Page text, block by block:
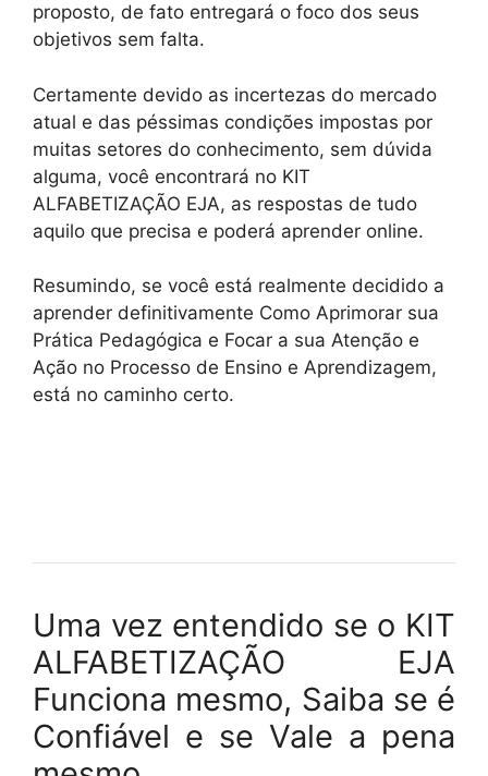
proposto, de fato entregará o foco dos seus
objetivos sem falta.
Certamente devido as incertezas do mercado
atual e das péssimas condições impostas por
muitas setores do conhecimento, sem dúvida
alguma, você encontrará no KIT
ALFABETIZAÇÃO EJA, as respostas de tudo
aquilo que precisa e poderá aprender online.
Resumindo, se você está realmente decidido a
aprender definitivamente Como Aprimorar sua
Prática Pedagógica e Focar a sua Atenção e
Ação no Processo de Ensino e Aprendizagem,
está no caminho certo.
Uma vez entendido se o KIT
ALFABETIZAÇÃO EJA
Funciona mesmo, Saiba se é
Confiável e se Vale a pena